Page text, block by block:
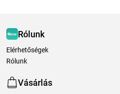
Rólunk
Elérhetőségek
Rólunk
Vásárlás